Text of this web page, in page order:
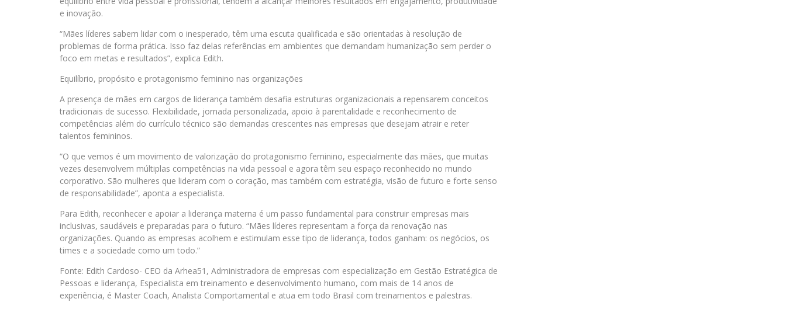
e inovação.
“Mães líderes sabem lidar com o inesperado, têm uma escuta qualificada e são orientadas à resolução de
problemas de forma prática. Isso faz delas referências em ambientes que demandam humanização sem perder o
foco em metas e resultados”, explica Edith.
Equilíbrio, propósito e protagonismo feminino nas organizações
A presença de mães em cargos de liderança também desafia estruturas organizacionais a repensarem conceitos
tradicionais de sucesso. Flexibilidade, jornada personalizada, apoio à parentalidade e reconhecimento de
competências além do currículo técnico são demandas crescentes nas empresas que desejam atrair e reter
talentos femininos.
“O que vemos é um movimento de valorização do protagonismo feminino, especialmente das mães, que muitas
vezes desenvolvem múltiplas competências na vida pessoal e agora têm seu espaço reconhecido no mundo
corporativo. São mulheres que lideram com o coração, mas também com estratégia, visão de futuro e forte senso
de responsabilidade”, aponta a especialista.
Para Edith, reconhecer e apoiar a liderança materna é um passo fundamental para construir empresas mais
inclusivas, saudáveis e preparadas para o futuro. “Mães líderes representam a força da renovação nas
organizações. Quando as empresas acolhem e estimulam esse tipo de liderança, todos ganham: os negócios, os
times e a sociedade como um todo.”
Fonte: Edith Cardoso- CEO da Arhea51, Administradora de empresas com especialização em Gestão Estratégica de
Pessoas e liderança, Especialista em treinamento e desenvolvimento humano, com mais de 14 anos de
experiência, é Master Coach, Analista Comportamental e atua em todo Brasil com treinamentos e palestras.